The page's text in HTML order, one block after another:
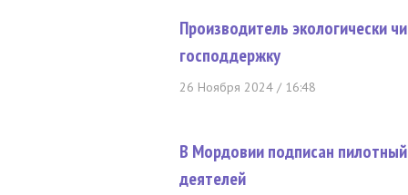
Производитель экологически
господдержку
26 Ноября 2024 / 16:48
В Мордовии подписан
деятелей